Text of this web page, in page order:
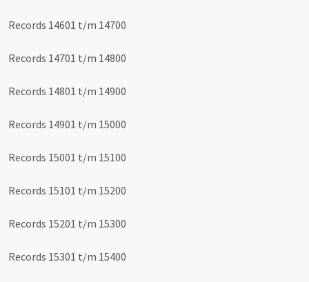
Records 14601 t/m 14700
Records 14701 t/m 14800
Records 14801 t/m 14900
Records 14901 t/m 15000
Records 15001 t/m 15100
Records 15101 t/m 15200
Records 15201 t/m 15300
Records 15301 t/m 15400